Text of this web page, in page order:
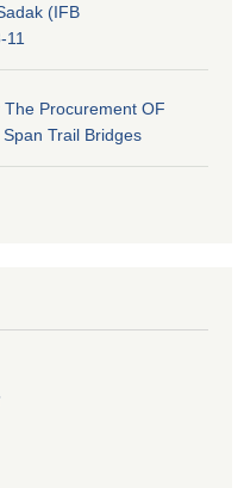
(IFB
11
Procurement OF
Trail Bridges